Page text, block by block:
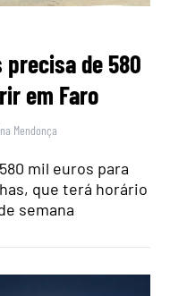
precisa de 580
em Faro
Mendonça
mil euros para
que terá horário
semana